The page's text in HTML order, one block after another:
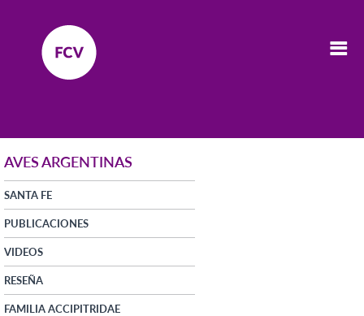
AVES ARGENTINAS
SANTA FE
PUBLICACIONES
VIDEOS
RESEÑA
FAMILIA ACCIPITRIDAE